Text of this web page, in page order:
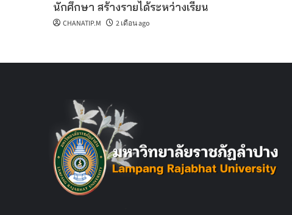
นักศึกษา สร้างรายได้ระหว่างเรียน
CHANATIP.M 2 เดือน ago